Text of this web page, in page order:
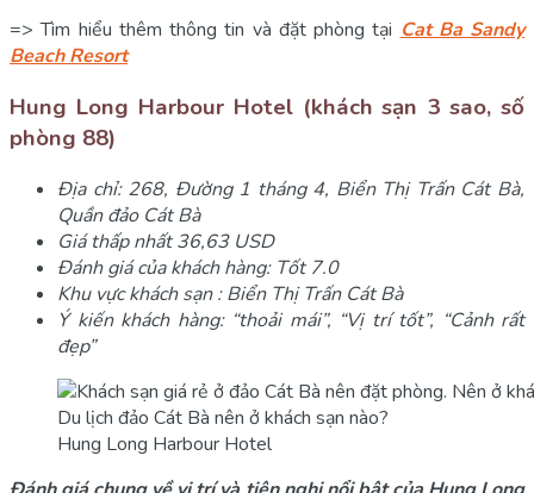
=> Tìm hiểu thêm thông tin và đặt phòng tại Cat Ba Sandy
Beach Resort
Hung Long Harbour Hotel (khách sạn 3 sao, số
phòng 88)
Địa chỉ: 268, Đường 1 tháng 4, Biển Thị Trấn Cát Bà,
Quần đảo Cát Bà
Giá thấp nhất 36,63 USD
Đánh giá của khách hàng: Tốt 7.0
Khu vực khách sạn : Biển Thị Trấn Cát Bà
Ý kiến khách hàng: “thoải mái”, “Vị trí tốt”, “Cảnh rất
đẹp”
Hung Long Harbour Hotel